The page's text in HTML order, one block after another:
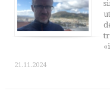
21.11.2024